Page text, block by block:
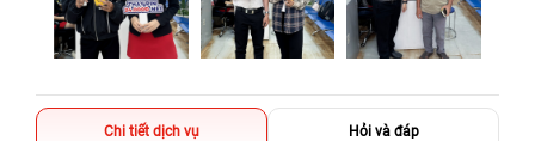
Chi tiết dịch vụ Hỏi và đáp